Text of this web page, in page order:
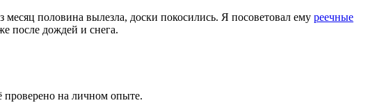
половина вылезла, доски покосились. Я посоветовал ему реечные
после дождей и снега.
проверено на личном опыте.